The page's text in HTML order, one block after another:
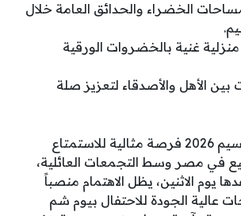
الخضراء والحدائق العامة خلال
غنية بالخضروات الورقية
بين الأهل والأصدقاء لتعزيز صلة
تعد عطلة شم النسيم 2026 فرصة مثالية للاستمتاع
في مصر وسط التجمعات العائلية،
يوم الاثنين، يظل الاهتمام منصباً
عالية الجودة للاحتفال بيوم شم